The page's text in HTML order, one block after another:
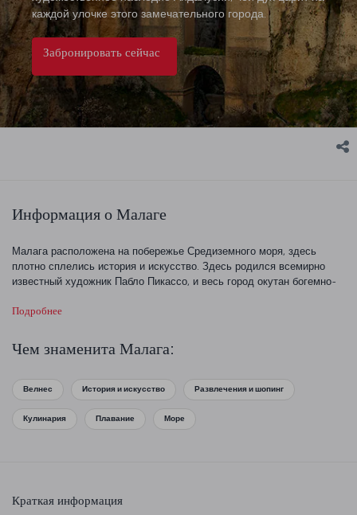
каждой улочке этого замечательного города.
Забронировать сейчас
Информация о Малаге
Малага расположена на побережье Средиземного моря, здесь
плотно сплелись история и искусство. Здесь родился всемирно
известный художник Пабло Пикассо, и весь город окутан богемно-
музеи города и окунитесь в атмосферу древности на территории
средиземноморского побережья, сверкающая морская гладь,
роскошные ботанические сады — Вам останется только выбрать,
многовековой историей, изучение которой можно чередовать с
музей, посвященной какой-нибудь незнакомой культуре, или
Подробнее
Чем знаменита Малага:
Велнес История и искусство Развлечения и шопинг
Кулинария Плавание Море
Краткая информация